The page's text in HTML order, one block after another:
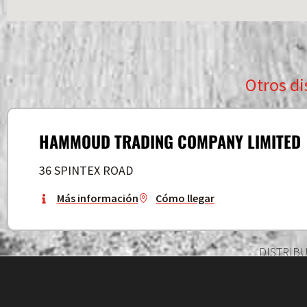
Otros
HAMMOUD TRADING COMPANY LIMITED
36 SPINTEX ROAD
Más información Cómo llegar